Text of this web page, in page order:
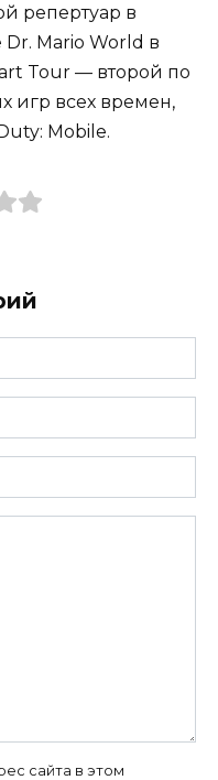
репертуар в
Dr. Mario World в
Tour — второй по
игр всех времен,
Mobile.
сайта в этом